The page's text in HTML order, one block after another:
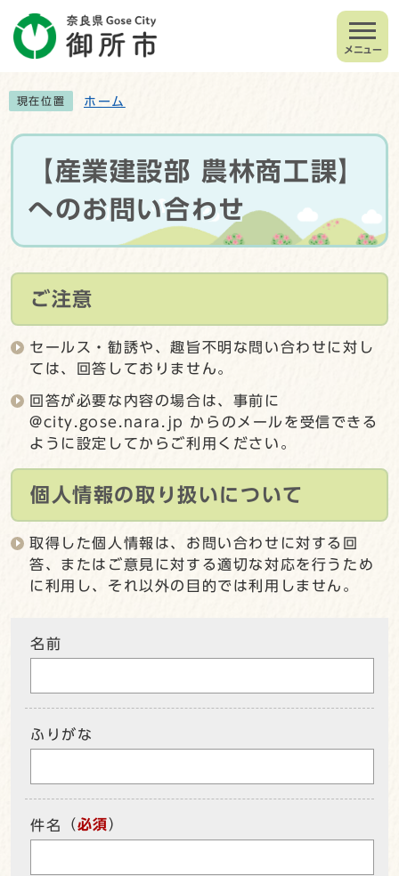
メニュー
現在位置 ホーム
【産業建設部 農林商工課】
へのお問い合わせ
ご注意
セールス・勧誘や、趣旨不明な問い合わせに対し
ては、回答しておりません。
回答が必要な内容の場合は、事前に
@city.gose.nara.jp からのメールを受信できる
ように設定してからご利用ください。
個人情報の取り扱いについて
取得した個人情報は、お問い合わせに対する回
答、またはご意見に対する適切な対応を行うため
に利用し、それ以外の目的では利用しません。
名前
ふりがな
件名 （必須）